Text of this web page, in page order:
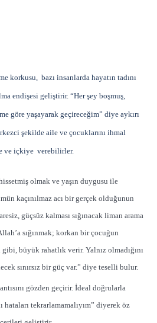
korkusu, bazı insanlarda hayatın tadını
endişesi geliştirir. “Her şey boşmuş,
göre yaşayarak geçireceğim” diye aykırı
şekilde aile ve çocuklarını ihmal
ve içkiye verebilirler.
olmak ve yaşın duygusu ile
kaçınılmaz acı bir gerçek olduğunun
güçsüz kalması sığınacak liman arama
sığınmak; korkan bir çocuğun
gibi, büyük rahatlık verir. Yalnız olmadığını
sınırsız bir güç var.” diye teselli bulur.
gözden geçirir. İdeal doğrularla
hataları tekrarlamamalıyım” diyerek öz